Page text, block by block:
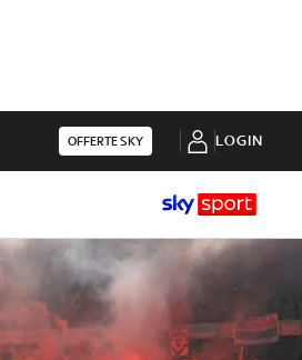
OFFERTE SKY LOGIN